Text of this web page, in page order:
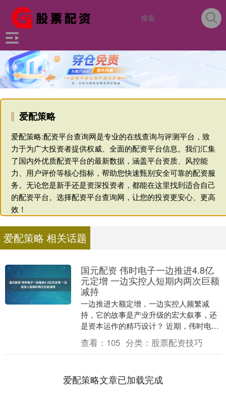
爱配策略
爱配策略:配资平台查询网是专业的在线查询与评测平台，致
力于为广大投资者提供权威、全面的配资平台信息。我们汇集
了国内外优质配资平台的最新数据，涵盖平台资质、风控能
力、用户评价等核心指标，帮助您快速甄别安全可靠的配资服
务。无论您是新手还是资深投资者，都能在这里找到适合自己
的配资平台。选择配资平台查询网，让您的投资更安心、更高
效！
爱配策略 相关话题
国元配资 伟时电子一边推进4.8亿
元定增 一边实控人短期内两次巨额
减持
一边推进大额定增，一边实控人频繁减
持，它的故事是产业升级的宏大叙事，还
是资本运作的精巧设计？ 近期，伟时电子
（维权）接连发布两则公告：一则是公司
4.8亿元定增申....
查看： 105 分类： 股票配资技巧
爱配策略文章已加载完成